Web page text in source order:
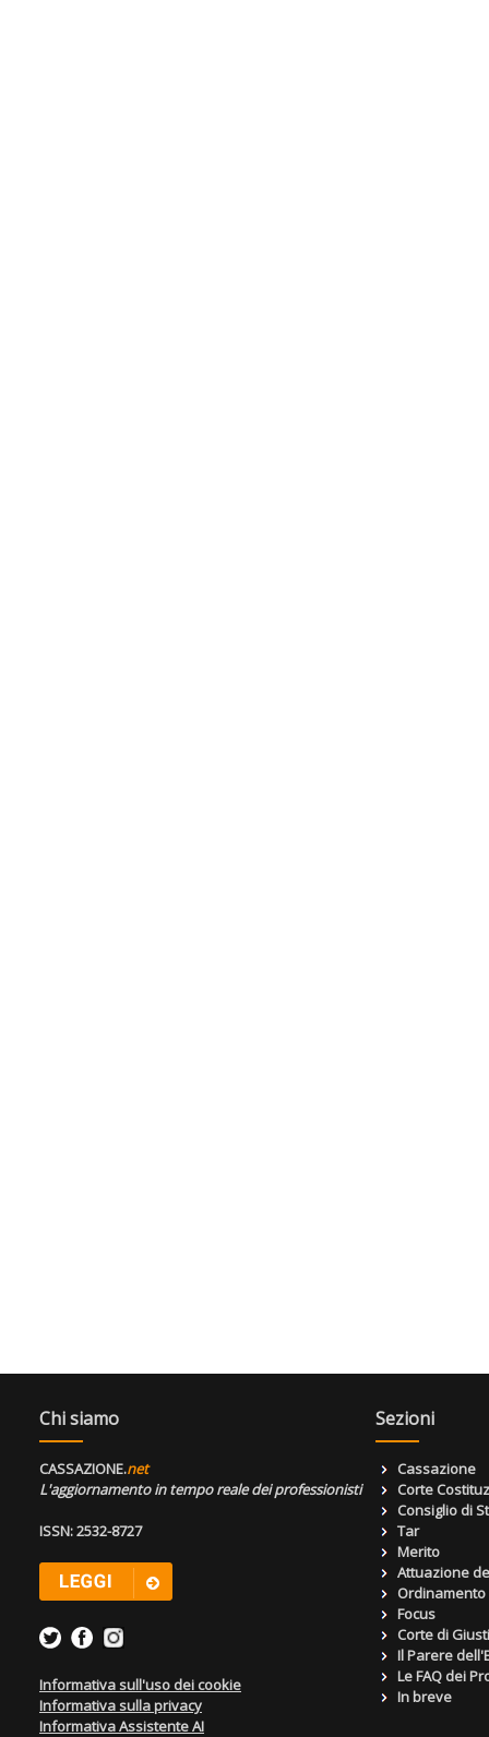
Chi siamo
CASSAZIONE.net
L'aggiornamento in tempo reale dei professionisti
ISSN: 2532-8727
Informativa sull'uso dei cookie
Informativa sulla privacy
Informativa Assistente AI
Sezioni
Cassazione
Corte
Consiglio di
Tar
Merito
Attuazione
Focus
Corte di
Il Parere
Le FAQ dei
In breve